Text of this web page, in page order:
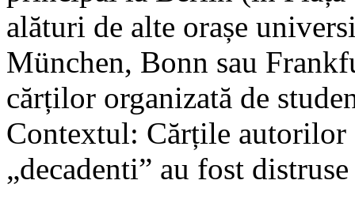
alături de alte orașe
München, Bonn sau
cărților organizată de
Contextul: Cărțile autorilor
„decadenti” au fost